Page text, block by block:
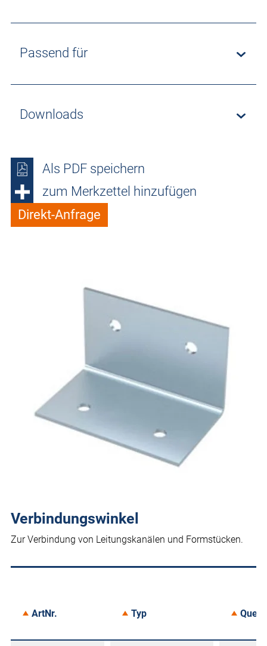
Passend für
Downloads
Als PDF speichern
zum Merkzettel hinzufügen
Direkt-Anfrage
Verbindungswinkel
Zur Verbindung von Leitungskanälen und Formstücken.
ArtNr. Typ